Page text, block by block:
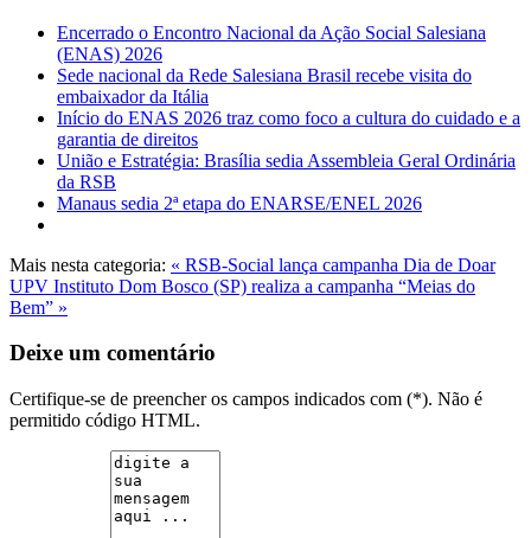
Encerrado o Encontro Nacional da Ação Social Salesiana
(ENAS) 2026
Sede nacional da Rede Salesiana Brasil recebe visita do
embaixador da Itália
Início do ENAS 2026 traz como foco a cultura do cuidado e a
garantia de direitos
União e Estratégia: Brasília sedia Assembleia Geral Ordinária
da RSB
Manaus sedia 2ª etapa do ENARSE/ENEL 2026
Mais nesta categoria: « RSB-Social lança campanha Dia de Doar
UPV Instituto Dom Bosco (SP) realiza a campanha “Meias do
Bem” »
Deixe um comentário
Certifique-se de preencher os campos indicados com (*). Não é
permitido código HTML.